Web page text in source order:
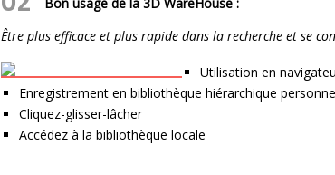
Être plus efficace et plus rapide dans la recherche et se
Utilisation en
Enregistrement en bibliothèque hiérarchique
Cliquez-glisser-lâcher
Accédez à la bibliothèque locale